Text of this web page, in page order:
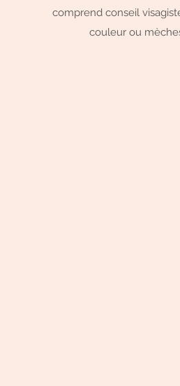
comprend conseil
couleur ou